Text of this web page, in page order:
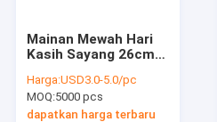
Mainan Mewah Hari
Kasih Sayang 26cm
Kupu
Harga:USD3.0-5.0/pc
MOQ:5000 pcs
dapatkan harga terbaru